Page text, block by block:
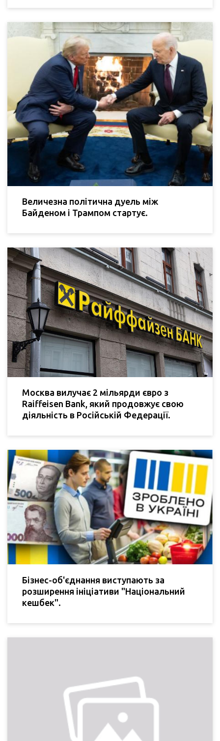
Величезна політична дуель між
Байденом і Трампом стартує.
Москва вилучає 2 мільярди євро з
Raiffeisen Bank, який продовжує свою
діяльність в Російській Федерації.
Бізнес-об'єднання виступають за
розширення ініціативи "Національний
кешбек".